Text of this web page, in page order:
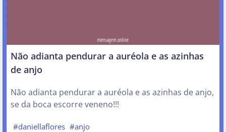
Não adianta pendurar a auréola e as azinhas
de anjo
Não adianta pendurar a auréola e as azinhas de anjo,
se da boca escorre veneno!!!
#daniellaflores #anjo